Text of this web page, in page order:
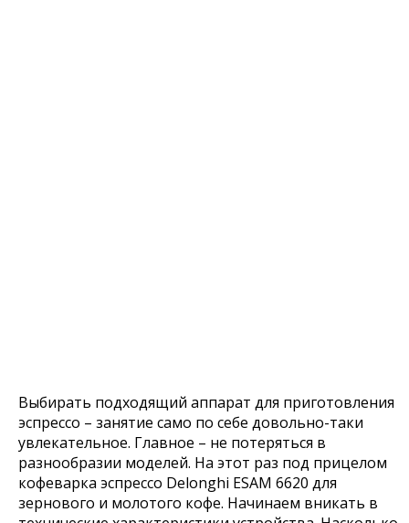
Выбирать подходящий аппарат для приготовления
эспрессо – занятие само по себе довольно-таки
увлекательное. Главное – не потеряться в
разнообразии моделей. На этот раз под прицелом
кофеварка эспрессо Delonghi ESAM 6620 для
зернового и молотого кофе. Начинаем вникать в